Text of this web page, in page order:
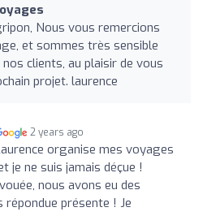
Nous vous remercions
et sommes très sensible
clients, au plaisir de vous
projet. laurence
2 years ago
organise mes voyages
je ne suis jamais déçue !
nous avons eu des
présente ! Je